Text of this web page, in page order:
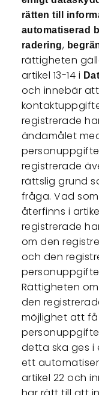
rätten till
automatiserad
radering,
rättigheten
artikel 13-14 i
och innebär
registrerade
ändamålet
registrerade
rättslig grund
fråga. Vad
återfinns i
registrerade
om den
och den
Rättigheten
den
möjlighet att
detta ska ges i
ett
artikel 22 och